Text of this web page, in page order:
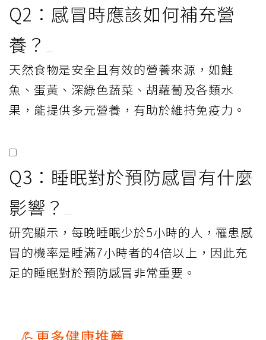
Q2：感冒時應該如何補充營
養？
天然食物是安全且有效的營養來源，如鮭
魚、蛋黃、深綠色蔬菜、胡蘿蔔及各類水
果，能提供多元營養，有助於維持免疫力。
Q3：睡眠對於預防感冒有什麼
影響？
研究顯示，每晚睡眠少於5小時的人，罹患感
冒的機率是睡滿7小時者的4倍以上，因此充
足的睡眠對於預防感冒非常重要。